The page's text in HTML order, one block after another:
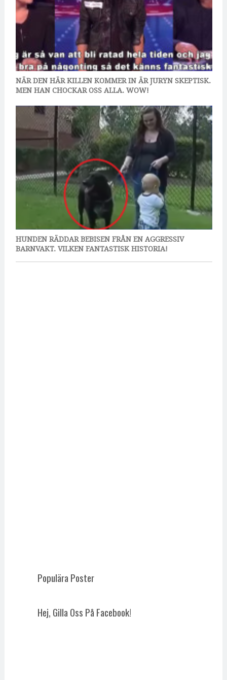
NÄR DEN HÄR KILLEN KOMMER IN ÄR JURYN SKEPTISK.
MEN HAN CHOCKAR OSS ALLA. WOW!
HUNDEN RÄDDAR BEBISEN FRÅN EN AGGRESSIV
BARNVAKT. VILKEN FANTASTISK HISTORIA!
Populära Poster
Hej, Gilla Oss På Facebook!